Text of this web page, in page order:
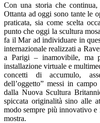
Con una storia che
Ottanta ad oggi sono tante le
praticata, sia come scelta
punto che oggi la scultura
fa il Mar ad individuare in
internazionale realizzati a
a Parigi – inamovibile, ma
installazione virtuale e
concetti di accumulo,
dell’oggetto” messi in
dalla Nuova Scultura
spiccata originalità sino alle
modo sempre più innovativo e
mostra.